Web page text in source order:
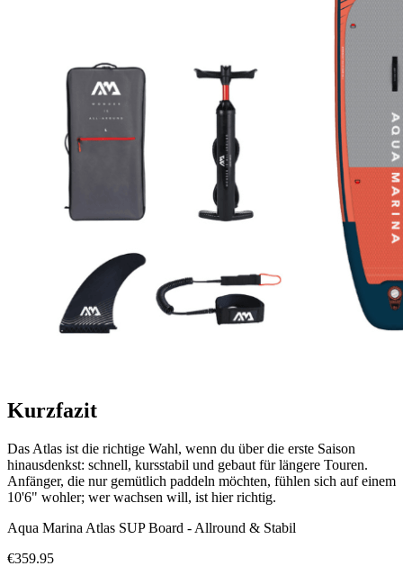
Kurzfazit
Das Atlas ist die richtige Wahl, wenn du über die erste Saison
hinausdenkst: schnell, kursstabil und gebaut für längere Touren.
Anfänger, die nur gemütlich paddeln möchten, fühlen sich auf einem
10'6" wohler; wer wachsen will, ist hier richtig.
Aqua Marina Atlas SUP Board - Allround & Stabil
€359.95